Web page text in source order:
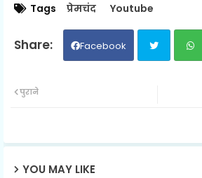
Tags प्रेमचंद Youtube
Facebook
ap
पुराने
YOU MAY LIKE